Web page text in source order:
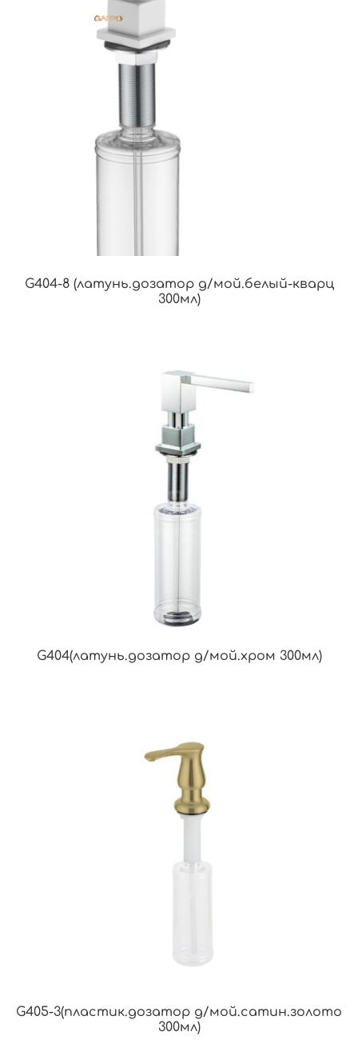
G404-8 (латунь.дозатор д/мой.белый-кварц
300мл)
G404(латунь.дозатор д/мой.хром 300мл)
G405-3(пластик.дозатор д/мой.сатин.золото
300мл)